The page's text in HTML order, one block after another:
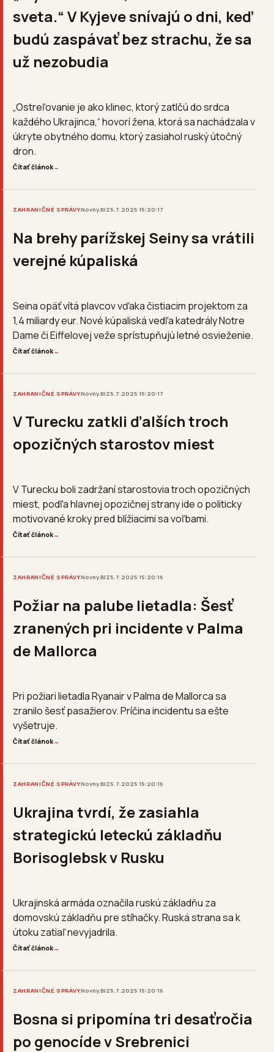
sveta.“ V Kyjeve snívajú o dni, keď
budú zaspávať bez strachu, že sa
už nezobudia
„Ostreľovanie je ako klinec, ktorý zatlčú do srdca
každého Ukrajinca,“ hovorí žena, ktorá sa nachádzala v
úkryte obytného domu, ktorý zasiahol ruský útočný
dron.
Čítať článok→
ZAHRANIČNÉ SPRÁVYNovny.BIZ5.7.2025 15:20:17
Na brehy parížskej Seiny sa vrátili
verejné kúpaliská
Seina opäť vítá plavcov vďaka čistiacim projektom za
1,4 miliardy eur. Nové kúpaliská vedľa katedrály Notre
Dame či Eiffelovej veže sprístupňujú letné osvieženie.
Čítať článok→
ZAHRANIČNÉ SPRÁVYNovny.BIZ5.7.2025 15:20:17
V Turecku zatkli ďalších troch
opozičných starostov miest
V Turecku boli zadržaní starostovia troch opozičných
miest, podľa hlavnej opozičnej strany ide o politicky
motivované kroky pred blížiacimi sa voľbami.
Čítať článok→
ZAHRANIČNÉ SPRÁVYNovny.BIZ5.7.2025 15:20:16
Požiar na palube lietadla: Šesť
zranených pri incidente v Palma
de Mallorca
Pri požiari lietadla Ryanair v Palma de Mallorca sa
zranilo šesť pasažierov. Príčina incidentu sa ešte
vyšetruje.
Čítať článok→
ZAHRANIČNÉ SPRÁVYNovny.BIZ5.7.2025 15:20:16
Ukrajina tvrdí, že zasiahla
strategickú leteckú základňu
Borisoglebsk v Rusku
Ukrajinská armáda označila ruskú základňu za
domovskú základňu pre stíhačky. Ruská strana sa k
útoku zatiaľ nevyjadrila.
Čítať článok→
ZAHRANIČNÉ SPRÁVYNovny.BIZ5.7.2025 15:20:16
Bosna si pripomína tri desaťročia
po genocíde v Srebrenici